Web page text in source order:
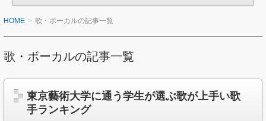
HOME 歌・ボーカルの記事一覧
歌・ボーカルの記事一覧
東京藝術大学に通う学生が選ぶ歌が上手い歌
手ランキング